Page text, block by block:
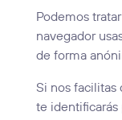
Podemos
navegador
de forma
Si nos facilitas
te identificarás